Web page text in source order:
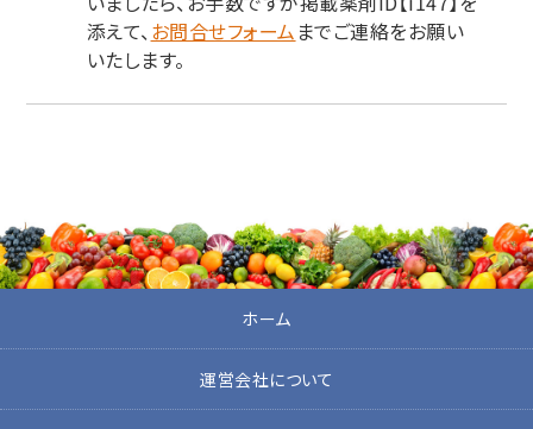
添えて、お問合せフォーム までご連絡をお願い
いたします。
ホーム
運営会社について